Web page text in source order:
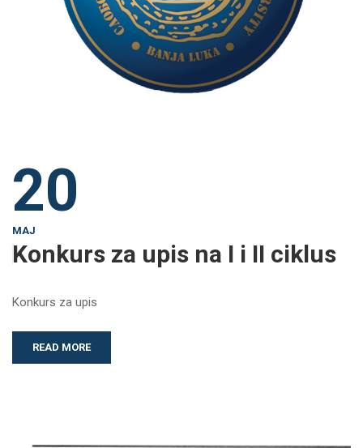
20
MAJ
Konkurs za upis na I i II ciklus
Konkurs za upis
READ MORE